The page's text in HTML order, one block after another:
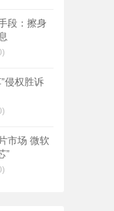
段：擦身
侵权胜诉
市场 微软
”